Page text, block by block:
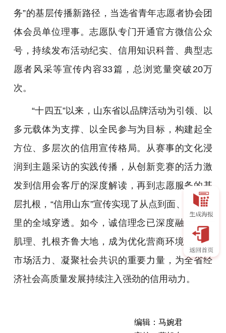
务”的基层传播新路径，当选省青年志愿者协会团
体会员单位理事。志愿队专门开通官方微信公众
号，持续发布活动纪实、信用知识科普、典型志
愿者风采等宣传内容33篇，总浏览量突破20万
次。
“十四五”以来，山东省以品牌活动为引领、以
多元载体为支撑、以全民参与为目标，构建起全
方位、多层次的信用宣传格局。从赛事的文化浸
润到主题采访的实践传播，从创新竞赛的活力激
发到信用会客厅的深度解读，再到志愿服务的基
层扎根，“信用山东”宣传实现了从点到面、从表及
里的全域穿透。如今，诚信理念已深度融入社会
肌理、扎根齐鲁大地，成为优化营商环境、激发
市场活力、凝聚社会共识的重要力量，为全省经
济社会高质量发展持续注入强劲的信用动力。
编辑：马婉君